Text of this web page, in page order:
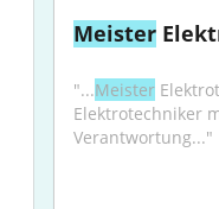
Meister
"...Meister
Elektrotechniker
Verantwortung..."